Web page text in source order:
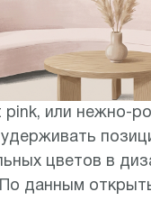
pink, или нежно-
цветов в
данным